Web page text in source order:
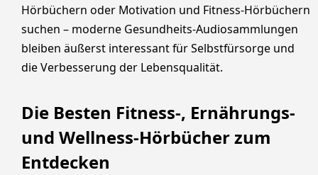
Hörbüchern oder Motivation und Fitness-Hörbüchern
suchen – moderne Gesundheits-Audiosammlungen
bleiben äußerst interessant für Selbstfürsorge und
die Verbesserung der Lebensqualität.
Die Besten Fitness-, Ernährungs-
und Wellness-Hörbücher zum
Entdecken